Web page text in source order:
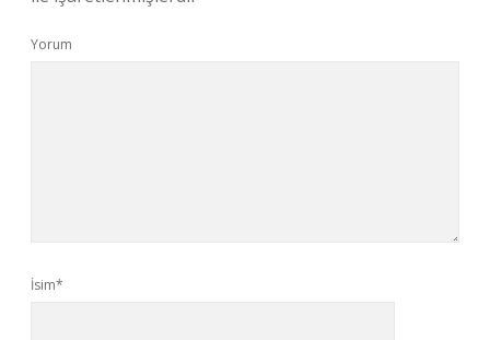
Yorum
İsim*